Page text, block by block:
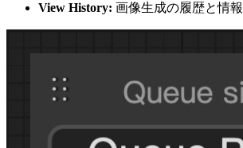
View History: 画像生成の履歴と情